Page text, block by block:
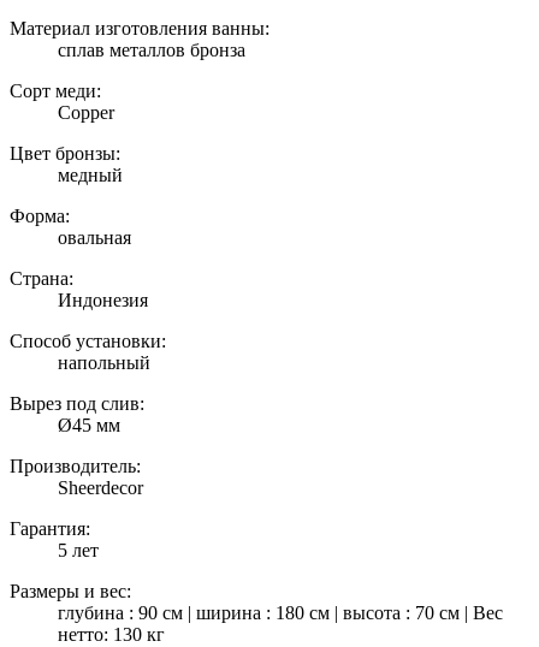
Материал изготовления ванны:
сплав металлов бронза
Сорт меди:
Copper
Цвет бронзы:
медный
Форма:
овальная
Страна:
Индонезия
Способ установки:
напольный
Вырез под слив:
Ø45 мм
Производитель:
Sheerdecor
Гарантия:
5 лет
Размеры и вес:
глубина : 90 см | ширина : 180 см | высота : 70 см | Вес
нетто: 130 кг